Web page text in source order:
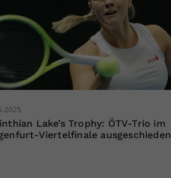
Lake’s Trophy: ÖTV-Trio im
Viertelfinale ausgeschieden